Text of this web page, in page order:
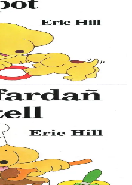
connu, avec ses aventures
soulevant des images animées.
connu, avec ses aventures
soulevant des images animées.